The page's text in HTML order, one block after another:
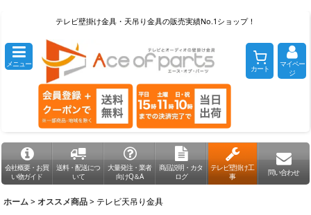
テレビ壁掛け金具・天吊り金具の販売実績No.1ショップ！
メニュー カート
マイペー
ジ
会社概要・お買
い物ガイド
送料・配送につ
いて
大量発注・業者
向けQ＆A
商品説明・カタ
ログ
テレビ壁掛け工
事
問い合わせ
ホーム > オススメ商品>テレビ天吊り金具